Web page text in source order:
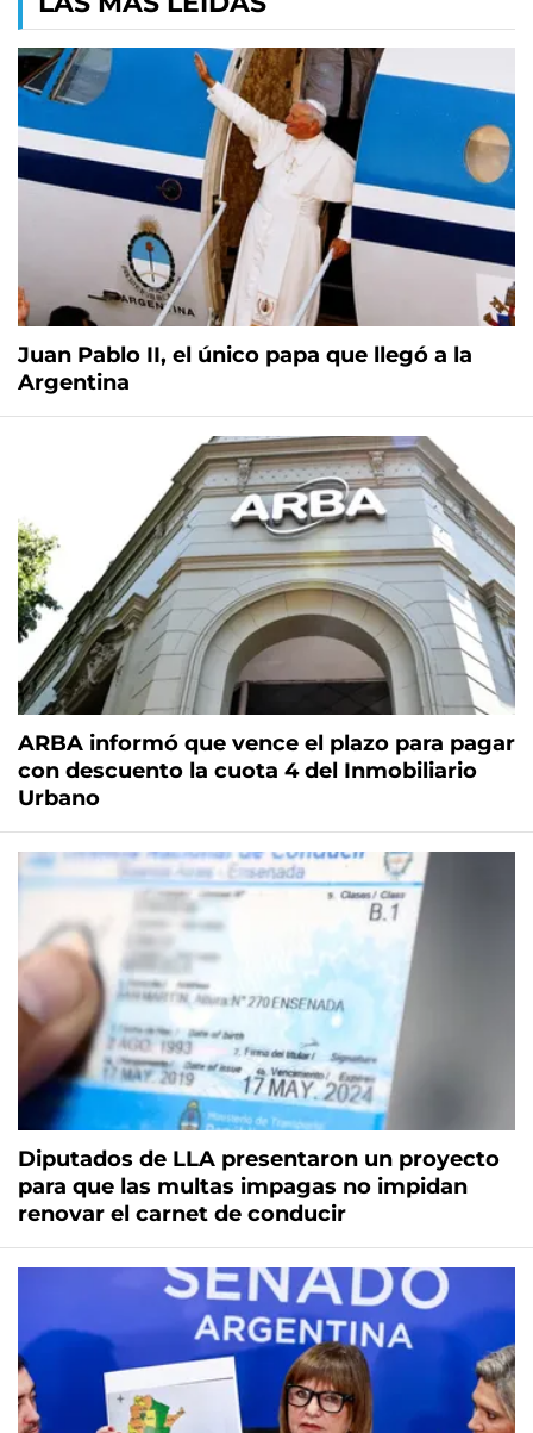
Juan Pablo II, el único papa que llegó a la
Argentina
ARBA informó que vence el plazo para pagar
con descuento la cuota 4 del Inmobiliario
Urbano
Diputados de LLA presentaron un proyecto
para que las multas impagas no impidan
renovar el carnet de conducir